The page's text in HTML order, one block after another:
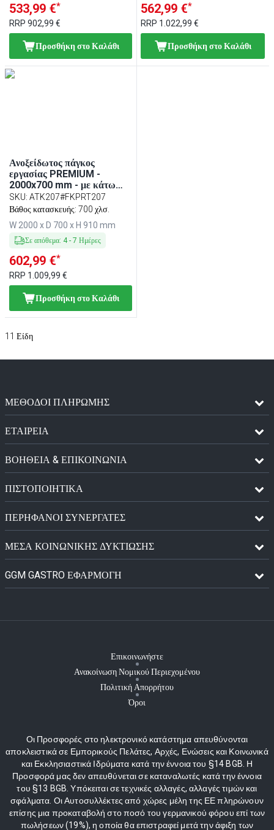
533,99 €*
RRP 902,99 €
Προσθήκη στο Καλάθι
562,99 €*
RRP 1.022,99 €
Προσθήκη στο Καλάθι
Ανοξείδωτος πάγκος
εργασίας PREMIUM -
2000x700 mm - με κάτω
ράφι - περιλαμβάνει πλάκα
κοπής πολυαιθυλενίου
SKU: ATK207#FKPRT207
Βάθος κατασκευής: 700 χλσ.
W 2000 x D 700 x H 910 mm
Σε απόθεμα: 4- 7 Ημέρες
602,99 €*
RRP 1.009,99 €
Προσθήκη στο Καλάθι
11 Είδη
ΜΈΘΟΔΟΙ ΠΛΗΡΩΜΉΣ
ΕΤΑΙΡΕΙΑ
ΒΟΗΘΕΙΑ & ΕΠΙΚΟΙΝΩΝΙΑ
ΠΙΣΤΟΠΟΙΗΤΙΚΆ
ΠΕΡΉΦΑΝΟΙ ΣΥΝΕΡΓΆΤΕΣ
ΜΈΣΑ ΚΟΙΝΩΝΙΚΉΣ ΔΥΚΤΊΩΣΗΣ
GGM GASTRO ΕΦΑΡΜΟΓΉ
Επικοινωνήστε
Ανακοίνωση Νομικού Περιεχομένου
Πολιτική Απορρήτου
Όροι
Οι Προσφορές στο ηλεκτρονικό κατάστημα απευθύνονται
αποκλειστικά σε Εμπορικούς Πελάτες, Αρχές, Ενώσεις και Κοινωνικά
και Εκκλησιαστικά Ιδρύματα κατά την έννοια του §14 BGB. Η
Προσφορά μας δεν απευθύνεται σε καταναλωτές κατά την έννοια
του §13 BGB. Υπόκειται σε τεχνικές αλλαγές, αλλαγές τιμών και
σφάλματα. Οι Αυτοσυλλέκτες από χώρες μέλη της ΕΕ πληρώνουν
επίσης μια προκαταβολή στο ποσό του γερμανικού φόρου επί των
πωλήσεων (19%), η οποία θα επιστραφεί μετά την άφιξη των